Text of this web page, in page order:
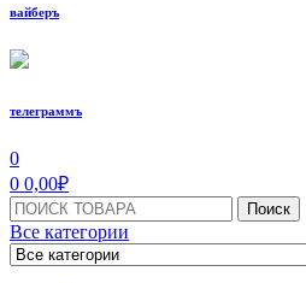
вайберъ
телеграммъ
МЕНЮ
0
0 0,00₽
Поиск:
Поиск
Все категории